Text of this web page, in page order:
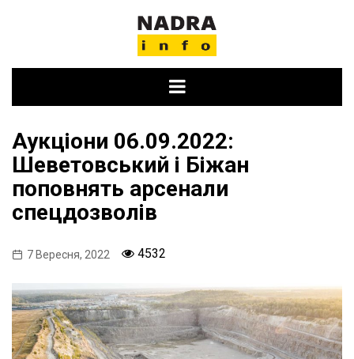
Аукціони 06.09.2022:
Шеветовський і Біжан
поповнять арсенали
спецдозволів
7 Вересня, 2022 4532